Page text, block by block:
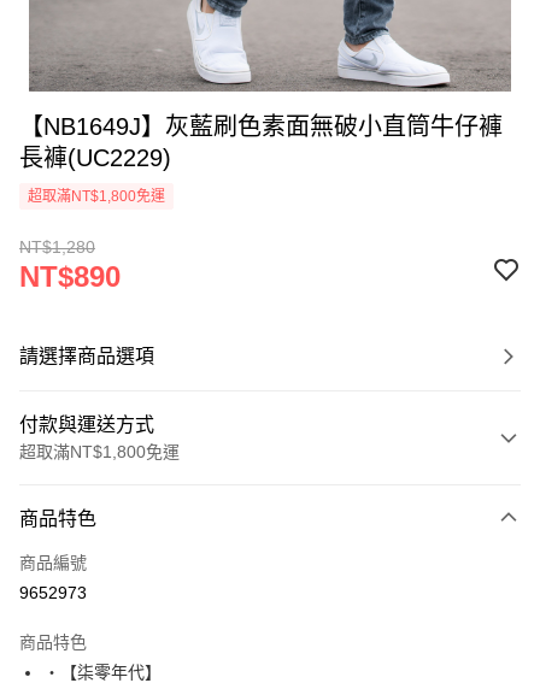
【NB1649J】灰藍刷色素面無破小直筒牛仔褲
長褲(UC2229)
超取滿NT$1,800免運
NT$1,280
NT$890
請選擇商品選項
付款與運送方式
超取滿NT$1,800免運
信用卡一次付款
超商取貨付款
Apple Pay
商品特色
商品編號
9652973
商品特色
‧【柒零年代】